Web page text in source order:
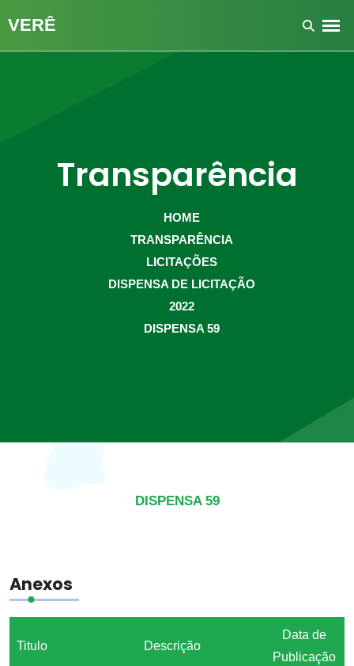
Transparência
HOME
TRANSPARÊNCIA
LICITAÇÕES
DISPENSA DE LICITAÇÃO
2022
DISPENSA 59
DISPENSA 59
Anexos
Titulo Descrição
Data de
Publicação